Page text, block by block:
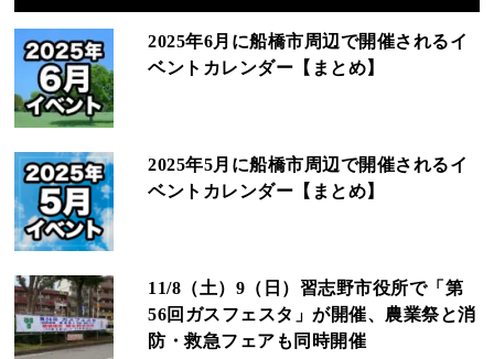
2025年6月に船橋市周辺で開催されるイ
ベントカレンダー【まとめ】
2025年5月に船橋市周辺で開催されるイ
ベントカレンダー【まとめ】
11/8（土）9（日）習志野市役所で「第
56回ガスフェスタ」が開催、農業祭と消
防・救急フェアも同時開催